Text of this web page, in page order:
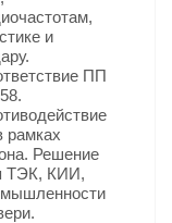
и
ПП
Решение
ТЭК, КИИ,